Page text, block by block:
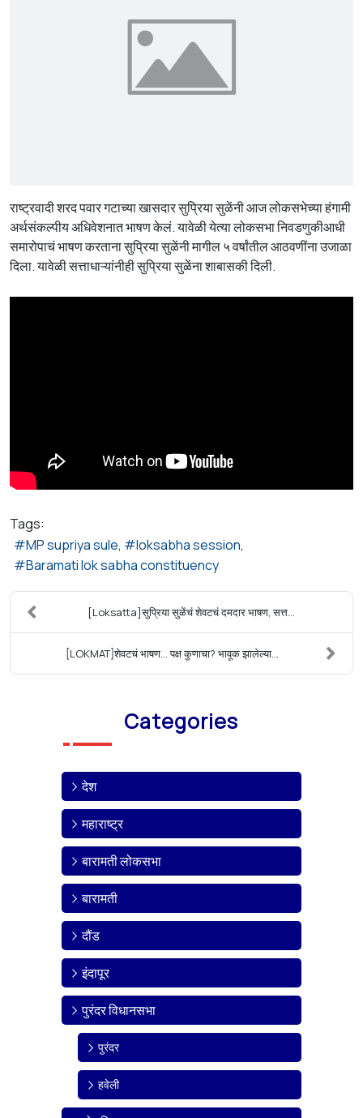
राष्ट्रवादी शरद पवार गटाच्या खासदार सुप्रिया सुळेंनी आज लोकसभेच्या हंगामी
अर्थसंकल्पीय अधिवेशनात भाषण केलं. यावेळी येत्या लोकसभा निवडणुकीआधी
समारोपाचं भाषण करताना सुप्रिया सुळेंनी मागील ५ वर्षांतील आठवणींना उजाळा
दिला. यावेळी सत्ताधाऱ्यांनीही सुप्रिया सुळेंना शाबासकी दिली.
Tags:
MP supriya sule
loksabha session
Baramati lok sabha constituency
[Loksatta]सुप्रिया सुळेंचं शेवटचं दमदार भाषण, सत्त...
[LOKMAT]शेवटचं भाषण... पक्ष कुणाचा? भावूक झालेल्या...
Categories
देश
महाराष्ट्र
बारामती लोकसभा
बारामती
दौंड
इंदापूर
पुरंदर विधानसभा
पुरंदर
हवेली